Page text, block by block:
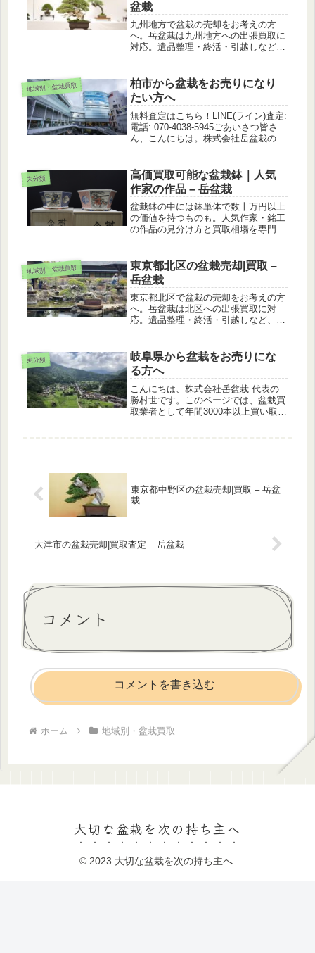
盆栽
九州地方で盆栽の売却をお考えの方
へ。岳盆栽は九州地方への出張買取に
対応。遺品整理・終活・引越しなど、
地域別・盆栽買取
柏市から盆栽をお売りになり
たい方へ
無料査定はこちら！LINE(ライン)査定:
電話: 070-4038-5945ごあいさつ皆さ
ん、こんにちは。株式会社岳盆栽の代
が、年間で100件以上、合計10000本
を超える...
未分類
高価買取可能な盆栽鉢｜人気
作家の作品 – 岳盆栽
盆栽鉢の中には鉢単体で数十万円以上
の価値を持つものも。人気作家・銘工
の作品の見分け方と買取相場を専門家
地域別・盆栽買取
東京都北区の盆栽売却|買取 –
岳盆栽
東京都北区で盆栽の売却をお考えの方
へ。岳盆栽は北区への出張買取に対
応。遺品整理・終活・引越しなど、大
未分類
岐阜県から盆栽をお売りにな
る方へ
こんにちは、株式会社岳盆栽 代表の
勝村世です。このページでは、盆栽買
取業者として年間3000本以上買い取る
東京都中野区の盆栽売却|買取 – 岳盆
栽
大津市の盆栽売却|買取査定 – 岳盆栽
コメント
コメントを書き込む
ホーム 地域別・盆栽買取
大切な盆栽を次の持ち主へ
© 2023 大切な盆栽を次の持ち主へ.